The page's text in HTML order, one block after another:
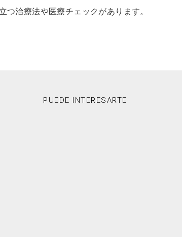
つ治療法や医療チェックがあります。
PUEDE INTERESARTE